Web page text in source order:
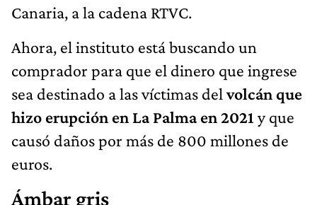
Canaria, a la cadena RTVC.
Ahora, el instituto está buscando un
comprador para que el dinero que ingrese
sea destinado a las víctimas delvolcán que
hizo erupción en La Palma en 2021 y que
causó daños por más de 800 millones de
euros.
Ámbar gris